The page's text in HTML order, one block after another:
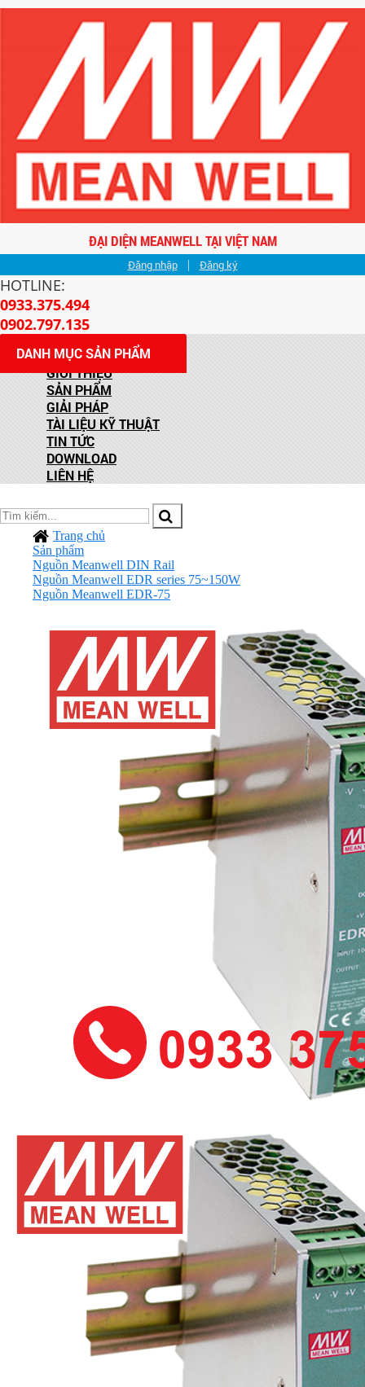
ĐẠI DIỆN MEANWELL TẠI VIỆT NAM
Đăng nhập | Đăng ký
HOTLINE:
0933.375.494
0902.797.135
DANH MỤC SẢN PHẨM
GIỚI THIỆU
SẢN PHẨM
GIẢI PHÁP
TÀI LIỆU KỸ THUẬT
TIN TỨC
DOWNLOAD
LIÊN HỆ
Trang chủ
Sản phẩm
Nguồn Meanwell DIN Rail
Nguồn Meanwell EDR series 75~150W
Nguồn Meanwell EDR-75